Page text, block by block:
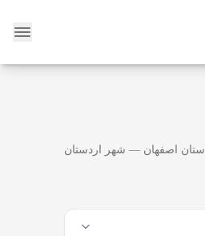
استان اصفهان — شهر اردستان